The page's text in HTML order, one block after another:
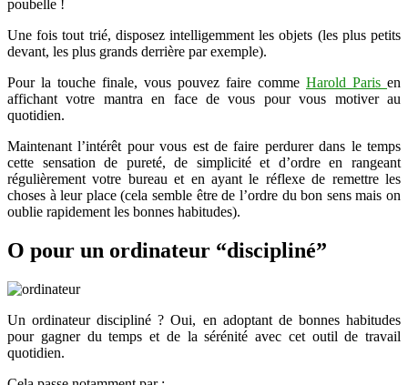
poubelle !
Une fois tout trié, disposez intelligemment les objets (les plus petits
devant, les plus grands derrière par exemple).
Pour la touche finale, vous pouvez faire comme Harold Paris en
affichant votre mantra en face de vous pour vous motiver au
quotidien.
Maintenant l’intérêt pour vous est de faire perdurer dans le temps
cette sensation de pureté, de simplicité et d’ordre en rangeant
régulièrement votre bureau et en ayant le réflexe de remettre les
choses à leur place (cela semble être de l’ordre du bon sens mais on
oublie rapidement les bonnes habitudes).
O pour un ordinateur “discipliné”
Un ordinateur discipliné ? Oui, en adoptant de bonnes habitudes
pour gagner du temps et de la sérénité avec cet outil de travail
quotidien.